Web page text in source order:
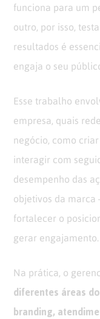
funciona para um
outro, por isso,
resultados é
engaja o seu
Esse trabalho
empresa, quais
negócio, como
interagir com
desempenho das
objetivos da marca
fortalecer o
gerar engajamento.
Na prática, o
diferentes áreas
branding,